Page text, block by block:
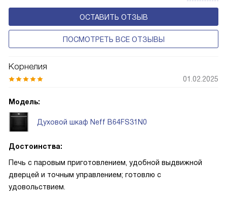
ОСТАВИТЬ ОТЗЫВ
ПОСМОТРЕТЬ ВСЕ ОТЗЫВЫ
Корнелия
01.02.2025
Модель:
Духовой шкаф Neff B64FS31N0
Достоинства:
Печь с паровым приготовлением, удобной выдвижной
дверцей и точным управлением; готовлю с
удовольствием.